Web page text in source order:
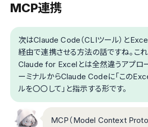
MCP連携
次はClaude Code（CLIツール）と
経由で連携させる方法の話ですね。こ
Claude for Excelとは全然違うアプロ
ーミナルからClaude Codeに「この
ルを〇〇して」と指示する形です。
MCP（Model Context